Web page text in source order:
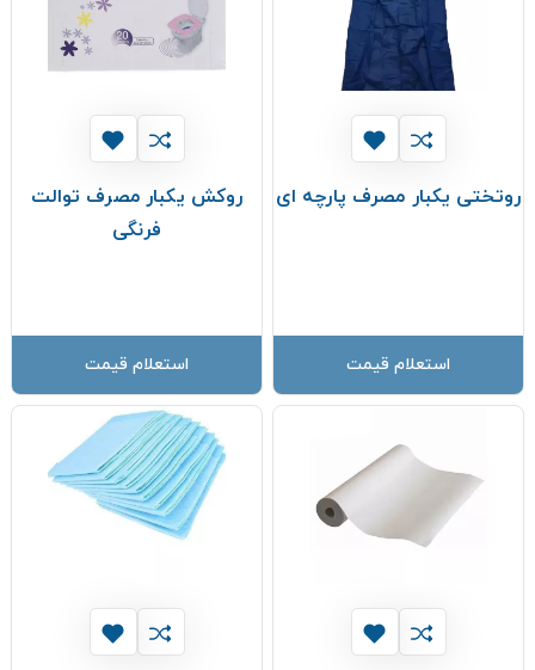
روتختی یکبار مصرف پارچه ای
استعلام قیمت
روکش یکبار مصرف توالت
فرنگی
استعلام قیمت